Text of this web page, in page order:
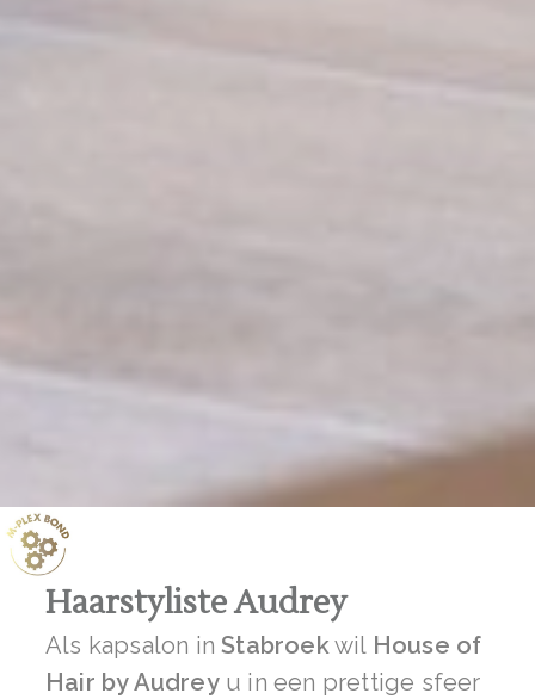
Haarstyliste Audrey
Als kapsalon inStabroekwil House of
Hair by Audreyu in een prettige sfeer